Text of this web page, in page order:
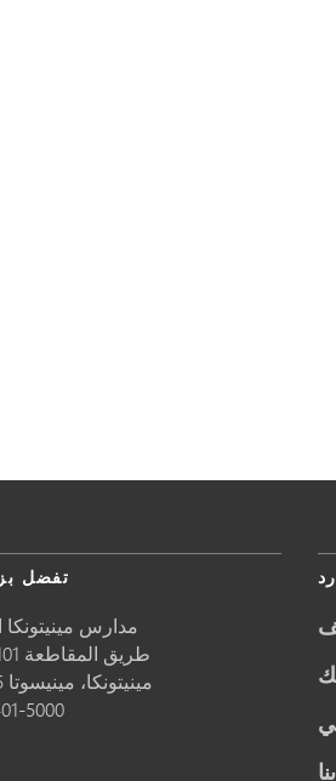
تفضل
مدارس مينيتونكا
5621 طريق المقاطعة 101
مينيتونكا، مينيسوتا
5000